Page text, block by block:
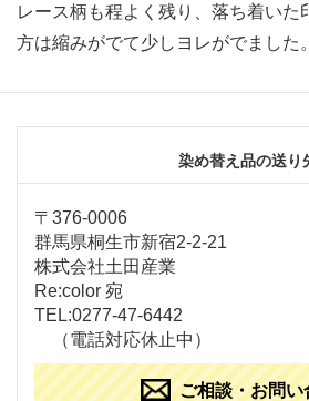
レース柄も程よく残り、落ち着いた
方は縮みがでて少しヨレがでました。
染め替え品の送り
〒376-0006
群馬県桐生市新宿2-2-21
株式会社土田産業
Re:color 宛
TEL:0277-47-6442
（電話対応休止中）
ご相談・お問い